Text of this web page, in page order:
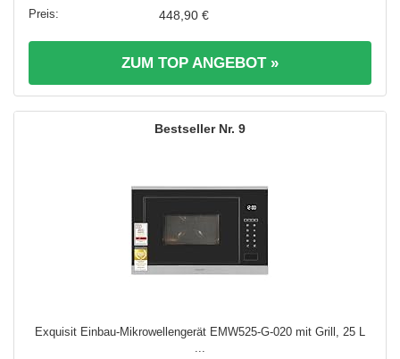
448,90 €
ZUM TOP ANGEBOT »
9
Exquisit Einbau-Mikrowellengerät EMW525-G-020 mit Grill, 25 L